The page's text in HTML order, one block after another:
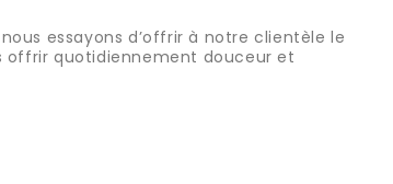
essayons d’offrir à notre clientèle le
offrir quotidiennement douceur et